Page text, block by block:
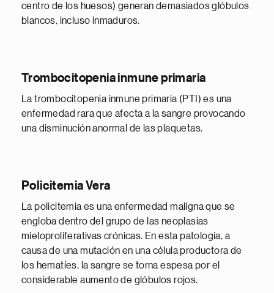
centro de los huesos) generan demasiados glóbulos
blancos, incluso inmaduros.
Trombocitopenia inmune primaria
La trombocitopenia inmune primaria (PTI) es una
enfermedad rara que afecta a la sangre provocando
una disminución anormal de las plaquetas.
Policitemia Vera
La policitemia es una enfermedad maligna que se
engloba dentro del grupo de las neoplasias
mieloproliferativas crónicas. En esta patología, a
causa de una mutación en una célula productora de
los hematíes, la sangre se torna espesa por el
considerable aumento de glóbulos rojos.